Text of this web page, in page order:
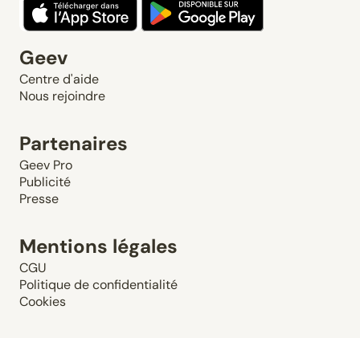
Geev
Centre d'aide
Nous rejoindre
Partenaires
Geev Pro
Publicité
Presse
Mentions légales
CGU
Politique de confidentialité
Cookies